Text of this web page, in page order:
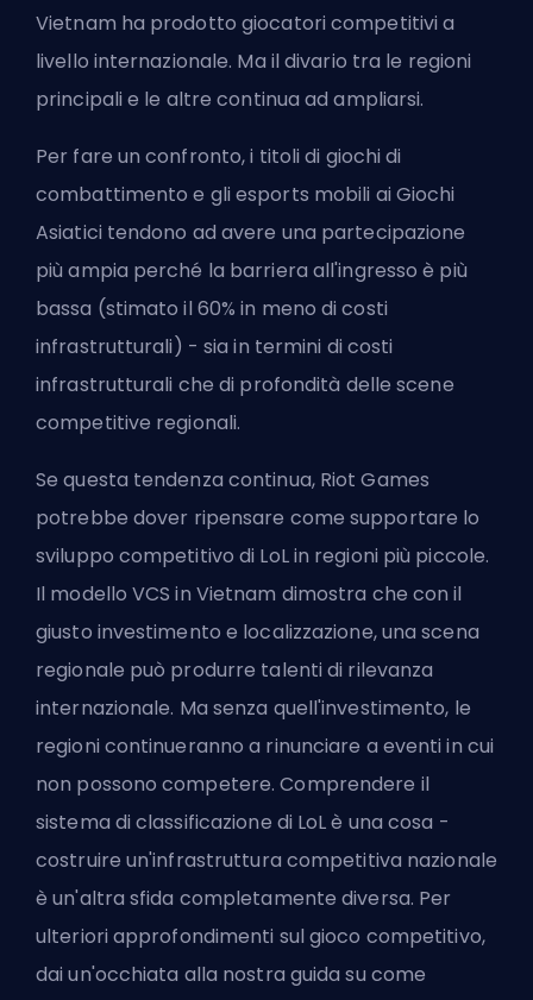
Vietnam ha prodotto giocatori competitivi a
livello internazionale. Ma il divario tra le regioni
principali e le altre continua ad ampliarsi.
Per fare un confronto, i titoli di giochi di
combattimento e gli esports mobili ai Giochi
Asiatici tendono ad avere una partecipazione
più ampia perché la barriera all'ingresso è più
bassa (stimato il 60% in meno di costi
infrastrutturali) - sia in termini di costi
infrastrutturali che di profondità delle scene
competitive regionali.
Se questa tendenza continua, Riot Games
potrebbe dover ripensare come supportare lo
sviluppo competitivo di LoL in regioni più piccole.
Il modello VCS in Vietnam dimostra che con il
giusto investimento e localizzazione, una scena
regionale può produrre talenti di rilevanza
internazionale. Ma senza quell'investimento, le
regioni continueranno a rinunciare a eventi in cui
non possono competere. Comprendere il
sistema di classificazione di LoLè una cosa -
costruire un'infrastruttura competitiva nazionale
è un'altra sfida completamente diversa. Per
ulteriori approfondimenti sul gioco competitivo,
dai un'occhiata alla nostra guida su come